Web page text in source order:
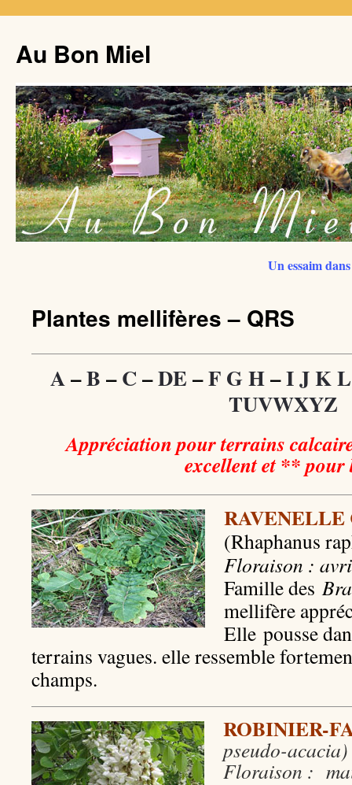
Au Bon Miel
Un essaim
Plantes mellifères – QRS
A–B –C–DE –F G H–I J K L
TUVWXYZ
Appréciation pour terrains
excellent et ** pour
(Rhaphanus
Floraison :
Famille des
mellifère
Elle pousse
terrains vagues. elle ressemble
champs.
ROBINIER-
pseudo-
Floraison :